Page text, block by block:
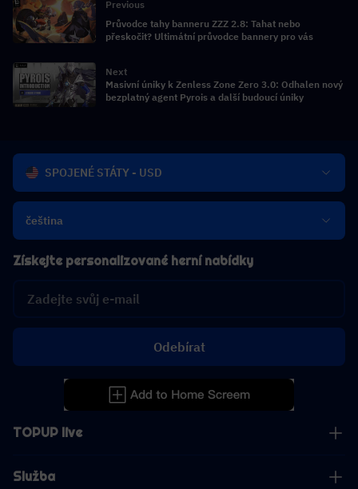
Previous
Průvodce tahy banneru ZZZ 2.8: Tahat nebo
přeskočit? Ultimátní průvodce bannery pro vás
Next
Masivní úniky k Zenless Zone Zero 3.0: Odhalen nový
bezplatný agent Pyrois a další budoucí úniky
SPOJENÉ STÁTY - USD
čeština
TOPUP live
Služba
Získejte personalizované herní nabídky
Odebírat